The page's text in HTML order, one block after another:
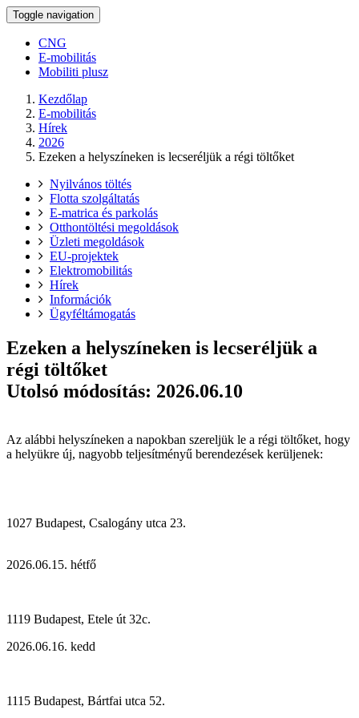
Toggle navigation
CNG
E-mobilitás
Mobiliti plusz
Kezdőlap
E-mobilitás
Hírek
2026
Ezeken a helyszíneken is lecseréljük a régi töltőket
Nyilvános töltés
Flotta szolgáltatás
E-matrica és parkolás
Otthontöltési megoldások
Üzleti megoldások
EU-projektek
Elektromobilitás
Hírek
Információk
Ügyféltámogatás
Ezeken a helyszíneken is lecseréljük a
régi töltőket
Utolsó módosítás: 2026.06.10
Az alábbi helyszíneken a napokban szereljük le a régi töltőket, hogy
a helyükre új, nagyobb teljesítményű berendezések kerüljenek:
1027 Budapest, Csalogány utca 23.
2026.06.15. hétfő
1119 Budapest, Etele út 32c.
2026.06.16. kedd
1115 Budapest, Bártfai utca 52.